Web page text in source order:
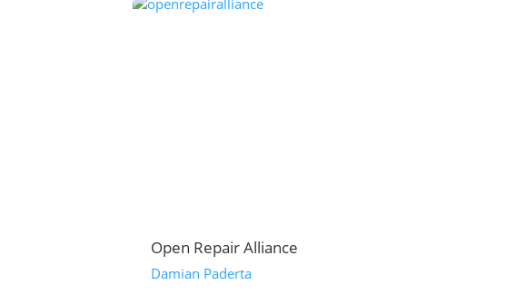
Open Repair Alliance
Damian Paderta